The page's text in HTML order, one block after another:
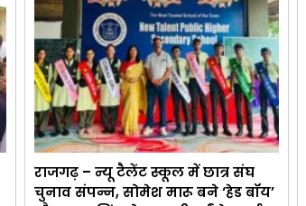
राजगढ़ – न्यू टैलेंट स्कूल में छात्र संघ
चुनाव संपन्न, सोमेश मारू बने ‘हेड बॉय’